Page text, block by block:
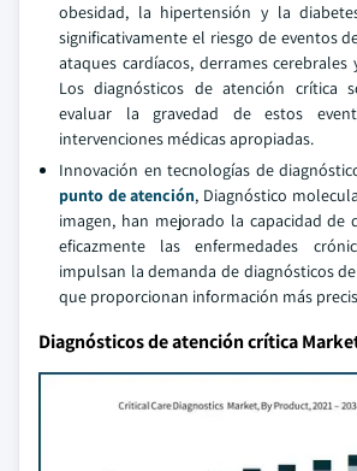
obesidad, la hipertensión y la
significativamente el riesgo de eventos
ataques cardíacos, derrames cerebrales
Los diagnósticos de atención crítica
evaluar la gravedad de estos
intervenciones médicas apropiadas.
Innovación en tecnologías de
punto de atención, Diagnóstico
imagen, han mejorado la capacidad de
eficazmente las enfermedades
impulsan la demanda de diagnósticos
que proporcionan información más
Diagnósticos de atención crítica